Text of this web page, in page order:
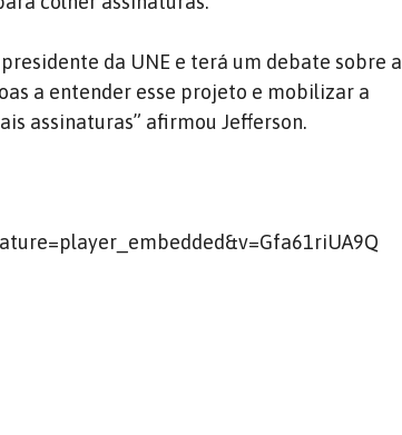
da UNE e terá um debate sobre a
a entender esse projeto e mobilizar a
assinaturas” afirmou Jefferson.